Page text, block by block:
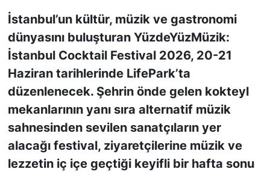
İstanbul’un kültür, müzik ve gastronomi
dünyasını buluşturan YüzdeYüzMüzik:
İstanbul Cocktail Festival 2026, 20-21
Haziran tarihlerinde LifePark’ta
düzenlenecek. Şehrin önde gelen kokteyl
mekanlarının yanı sıra alternatif müzik
sahnesinden sevilen sanatçıların yer
alacağı festival, ziyaretçilerine müzik ve
lezzetin iç içe geçtiği keyifli bir hafta sonu
KONGRE HABERLERİ
KONGRE TAKVİMİ
RÖPORTAJLAR
BİYOGRAFİLER